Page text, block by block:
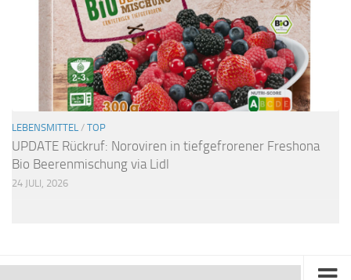
LEBENSMITTEL / TOP
UPDATE Rückruf: Noroviren in tiefgefrorener Freshona
Bio Beerenmischung via Lidl
24 JULI, 2026